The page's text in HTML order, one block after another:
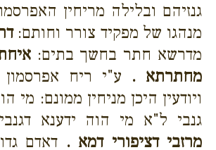
גנזיהם ובלילה מריחין
מנהגו של מפקיד צורר וחותם:
מדרשא חתר בחשך בתים:
מחתרתא . ע"י ריח אפרסמון
ויודעין היכן מניחין ממונם: מי
גנבי ל"א מי הוה ידענא
מרזבי דציפורי דמא . דאדם